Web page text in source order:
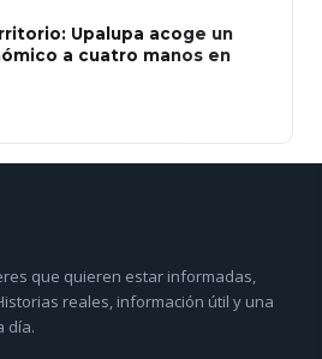
Upalupa acoge un
a cuatro manos en
que quieren estar informadas,
reales, información útil y una
día.